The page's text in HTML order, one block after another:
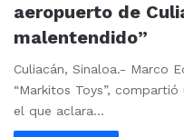
aeropuerto de
malentendido”
Culiacán, Sinaloa.- Marco
“Markitos Toys”,
el que aclara…